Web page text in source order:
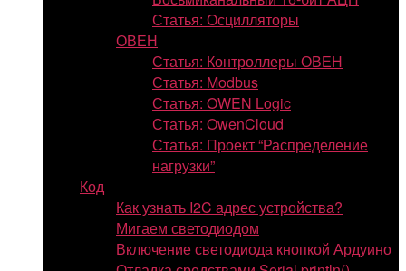
Статья: Осцилляторы
ОВЕН
Статья: Контроллеры ОВЕН
Статья: Modbus
Статья: OWEN Logic
Статья: OwenCloud
Статья: Проект “Распределение
нагрузки”
Код
Как узнать I2C адрес устройства?
Мигаем светодиодом
Включение светодиода кнопкой Ардуино